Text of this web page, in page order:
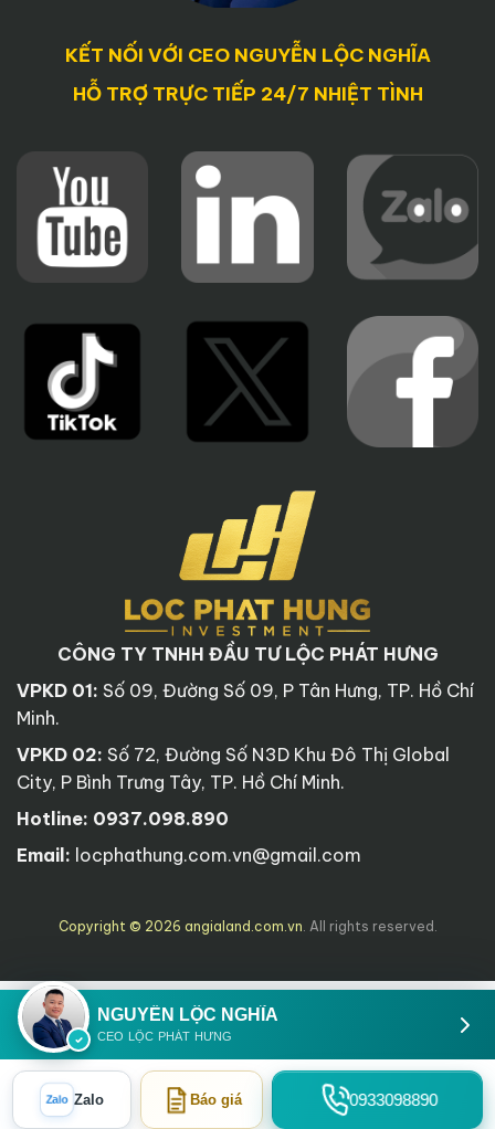
KẾT NỐI VỚI CEO NGUYỄN LỘC NGHĨA
HỖ TRỢ TRỰC TIẾP 24/7 NHIỆT TÌNH
CÔNG TY TNHH ĐẦU TƯ LỘC PHÁT HƯNG
VPKD 01: Số 09, Đường Số 09, P Tân Hưng, TP. Hồ Chí
Minh.
VPKD 02: Số 72, Đường Số N3D Khu Đô Thị Global
City, P Bình Trưng Tây, TP. Hồ Chí Minh.
Hotline: 0937.098.890
Email: locphathung.com.vn@gmail.com
Copyright © 2026 angialand.com.vn. All rights reserved.
NGUYỄN LỘC NGHĨA
CEO LỘC PHÁT HƯNG
Zalo Zalo Báo giá 0933098890